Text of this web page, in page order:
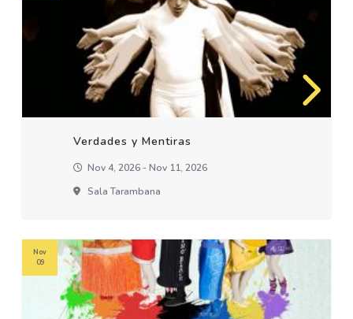
Verdades y Mentiras
Nov 4, 2026 - Nov 11, 2026
Sala Tarambana
Nov
09